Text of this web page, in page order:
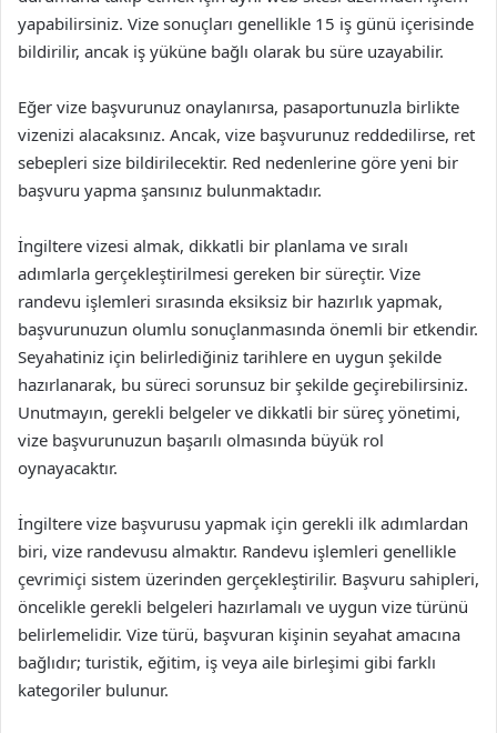
yapabilirsiniz. Vize sonuçları genellikle 15 iş günü içerisinde
bildirilir, ancak iş yüküne bağlı olarak bu süre uzayabilir.
Eğer vize başvurunuz onaylanırsa, pasaportunuzla birlikte
vizenizi alacaksınız. Ancak, vize başvurunuz reddedilirse, ret
sebepleri size bildirilecektir. Red nedenlerine göre yeni bir
başvuru yapma şansınız bulunmaktadır.
İngiltere vizesi almak, dikkatli bir planlama ve sıralı
adımlarla gerçekleştirilmesi gereken bir süreçtir. Vize
randevu işlemleri sırasında eksiksiz bir hazırlık yapmak,
başvurunuzun olumlu sonuçlanmasında önemli bir etkendir.
Seyahatiniz için belirlediğiniz tarihlere en uygun şekilde
hazırlanarak, bu süreci sorunsuz bir şekilde geçirebilirsiniz.
Unutmayın, gerekli belgeler ve dikkatli bir süreç yönetimi,
vize başvurunuzun başarılı olmasında büyük rol
oynayacaktır.
İngiltere vize başvurusu yapmak için gerekli ilk adımlardan
biri, vize randevusu almaktır. Randevu işlemleri genellikle
çevrimiçi sistem üzerinden gerçekleştirilir. Başvuru sahipleri,
öncelikle gerekli belgeleri hazırlamalı ve uygun vize türünü
belirlemelidir. Vize türü, başvuran kişinin seyahat amacına
bağlıdır; turistik, eğitim, iş veya aile birleşimi gibi farklı
kategoriler bulunur.